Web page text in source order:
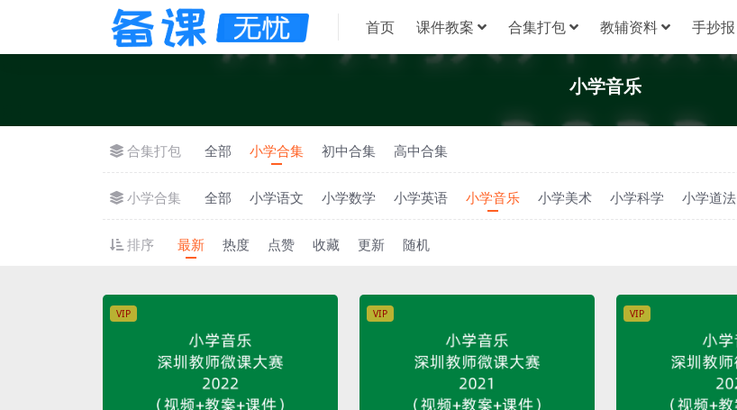
首页 课件教案 合集打包 教辅资料 手抄报
小学音乐
合集打包 全部 小学合集 初中合集 高中合集
小学合集 全部 小学语文 小学数学 小学英语 小学音乐 小学美术 小学科学 小学道法
排序 最新 热度 点赞 收藏 更新 随机
VIP VIP VIP